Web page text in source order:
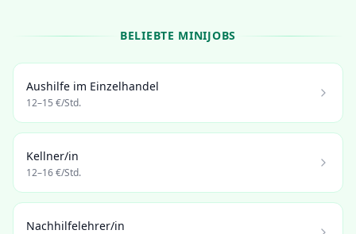
BELIEBTE MINIJOBS
Aushilfe im Einzelhandel
12–15 €/Std.
Kellner/in
12–16€/Std.
Nachhilfelehrer/in